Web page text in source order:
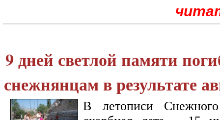
9 дней светлой памяти
снежнянцам в результате
В летописи